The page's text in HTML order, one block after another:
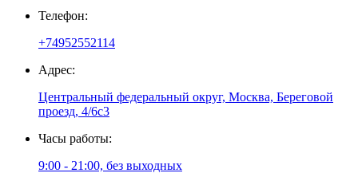
Телефон:
+74952552114
Адрес:
Центральный федеральный округ, Москва, Береговой
проезд, 4/6с3
Часы работы:
9:00 - 21:00, без выходных